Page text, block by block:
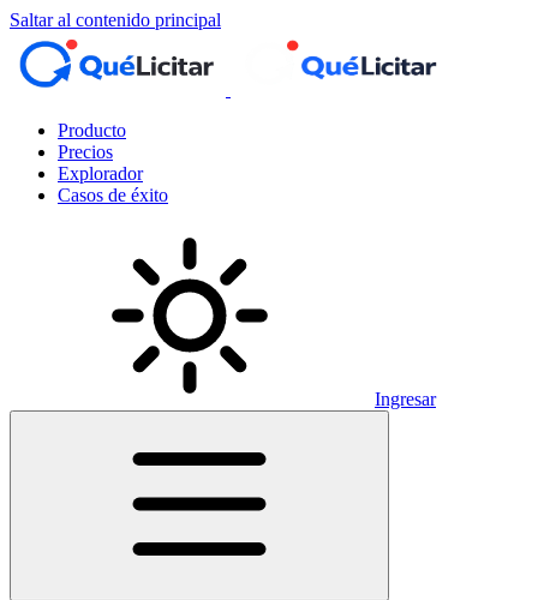
Saltar al contenido principal
Producto
Precios
Explorador
Casos de éxito
Ingresar